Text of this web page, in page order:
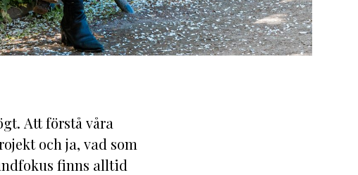
Att förstå våra
och ja, vad som
finns alltid